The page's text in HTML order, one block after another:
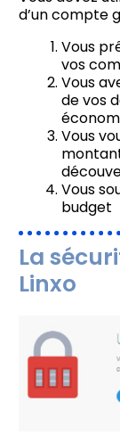
d’un compte
Vous
vos
Vous
de vos
Vous
Vous
budget
La
Linxo